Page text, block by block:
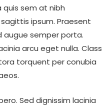
quis sem at nibh
ipsum. Praesent
augue semper porta.
arcu eget nulla. Class
torquent per conubia
Sed dignissim lacinia